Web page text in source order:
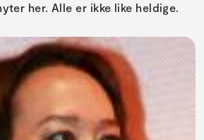
her. Alle er ikke like heldige.